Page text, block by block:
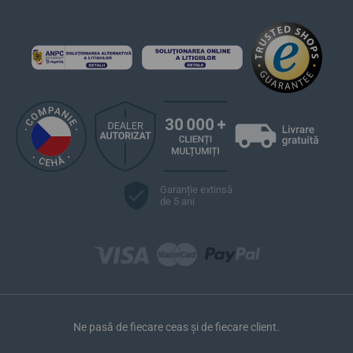
Garanție extinsă
de 5 ani
Ne pasă de fiecare ceas și de fiecare client.